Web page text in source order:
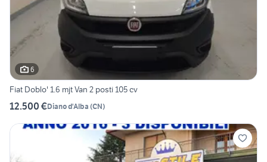
6
Fiat Doblo' 1.6 mjt Van 2 posti 105 cv
12.500 €Diano d'Alba (CN)